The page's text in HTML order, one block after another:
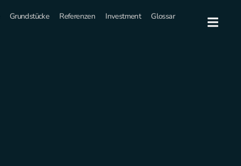
Grundstücke Referenzen Investment Glossar